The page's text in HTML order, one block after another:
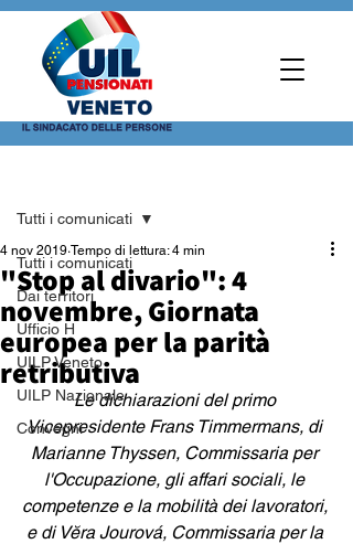
Tutti i comunicati
Dai territori
Ufficio H
UILP Veneto
UILP Nazionale
Convegni
Tutti i comunicati
"Stop al divario": 4
novembre, Giornata
europea per la parità
retributiva
4 nov 2019 Tempo di lettura: 4 min
Le dichiarazioni del primo
Vicepresidente Frans Timmermans, di
Marianne Thyssen, Commissaria per
l'Occupazione, gli affari sociali, le
competenze e la mobilità dei lavoratori,
e di Vĕra Jourová, Commissaria per la